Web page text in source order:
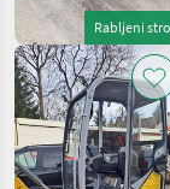
Rabljeni